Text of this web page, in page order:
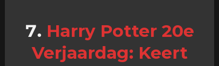
Harry Potter 20e
Verjaardag: Keert